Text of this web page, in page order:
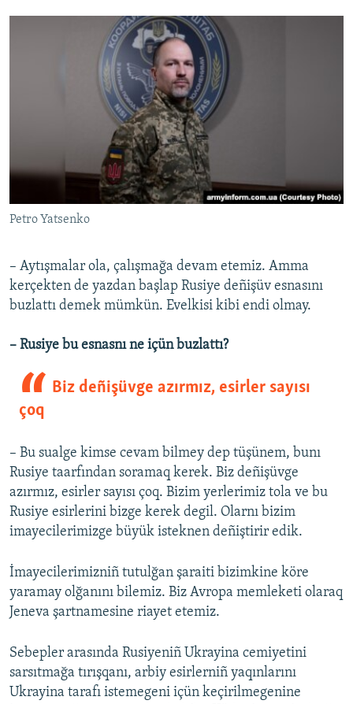
Petro Yatsenko
– Aytışmalar ola, çalışmağa devam etemiz. Amma
kerçekten de yazdan başlap Rusiye deñişüv esnasını
buzlattı demek mümkün. Evelkisi kibi endi olmay.
– Rusiye bu esnasnı ne içün buzlattı?
Biz deñişüvge azırmız, esirler sayısı
çoq
– Bu sualge kimse cevam bilmey dep tüşünem, bunı
Rusiye taarfından soramaq kerek. Biz deñişüvge
azırmız, esirler sayısı çoq. Bizim yerlerimiz tola ve bu
Rusiye esirlerini bizge kerek degil. Olarnı bizim
imayecilerimizge büyük isteknen deñiştirir edik.
İmayecilerimizniñ tutulğan şaraiti bizimkine köre
yaramay olğanını bilemiz. Biz Avropa memleketi olaraq
Jeneva şartnamesine riayet etemiz.
Sebepler arasında Rusiyeniñ Ukrayina cemiyetini
sarsıtmağa tırışqanı, arbiy esirlerniñ yaqınlarını
Ukrayina tarafı istemegeni içün keçirilmegenine